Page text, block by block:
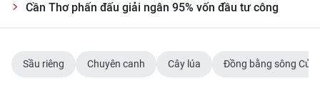
Duyên hải Nam Trung Bộ và Tây
Nguyên
Đông Nam Bộ
Cần Thơ phấn đấu giải ngân 95% vốn đầu tư công
Sầu riêng Chuyên canh Cây lúa Đồng bằng sông Cửu